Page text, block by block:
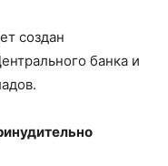
создан
банка и